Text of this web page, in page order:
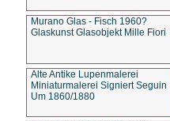
Murano Glas - Fisch 1960?
Glaskunst Glasobjekt Mille Fiori
Alte Antike Lupenmalerei
Miniaturmalerei Signiert Seguin
Um 1860/1880